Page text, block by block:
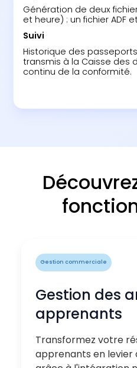
Génération de deux
et heure) : un fichier ADF
Suivi‍
Historique des
transmis à la Caisse des
continu de la conformité.
Gestion commerciale
Gestion des
apprenants
Transformez votre
apprenants en